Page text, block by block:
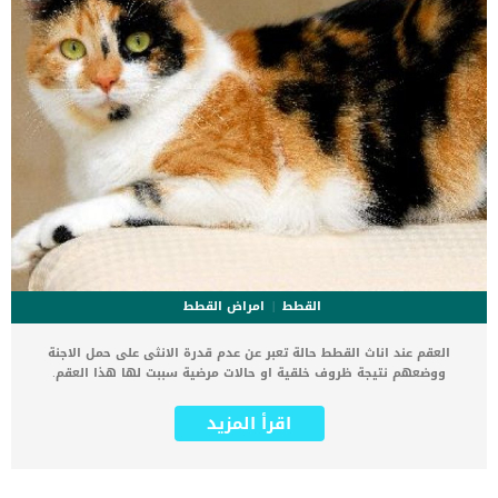
القطط
امراض القطط
العقم عند اناث القطط حالة تعبر عن عدم قدرة الانثى على حمل الاجنة
ووضعهم نتيجة ظروف خلقية او حالات مرضية سببت لها هذا العقم.
العادية وتطلب الزواج ولكنها لا تضع الصغار. اقرا ايضا: هل القطط تسبب
العقم للبنات ؟ كل شئ عن داء القطط للمرأة الحامل فى البداية علينا ان
اقرأ المزيد